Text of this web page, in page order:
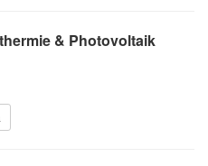
& Photovoltaik